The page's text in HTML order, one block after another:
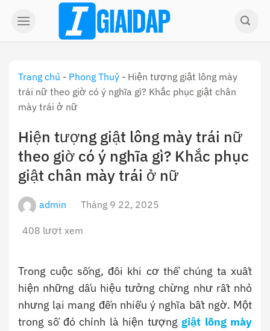
Trang chủ - Phong Thuỷ - Hiện tượng giật lông mày
trái nữ theo giờ có ý nghĩa gì? Khắc phục giật chân
mày trái ở nữ
Hiện tượng giật lông mày trái nữ
theo giờ có ý nghĩa gì? Khắc phục
giật chân mày trái ở nữ
admin Tháng 9 22, 2025
408 lượt xem
Trong cuộc sống, đôi khi cơ thể chúng ta xuất
hiện những dấu hiệu tưởng chừng như rất nhỏ
nhưng lại mang đến nhiều ý nghĩa bất ngờ. Một
trong số đó chính là hiện tượnggiật lông mày